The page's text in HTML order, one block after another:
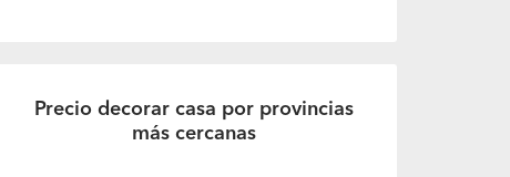
Precio decorar casa por provincias
más cercanas